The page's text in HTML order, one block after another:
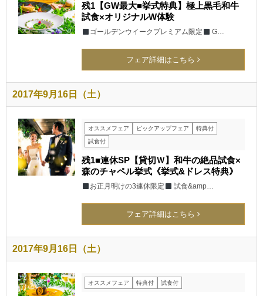
残1【GW最大■挙式特典】極上黒毛和牛
試食×オリジナルW体験
ゴールデンウイークプレミアム限定 G…
フェア詳細はこちら
2017年9月16日（土）
オススメフェア ピックアップフェア
特典付
試食付
残1■連休SP【貸切Ｗ】和牛の絶品試食×
森のチャペル挙式《挙式&ドレス特典》
お正月明けの3連休限定 試食&amp…
フェア詳細はこちら
2017年9月16日（土）
オススメフェア 特典付 試食付